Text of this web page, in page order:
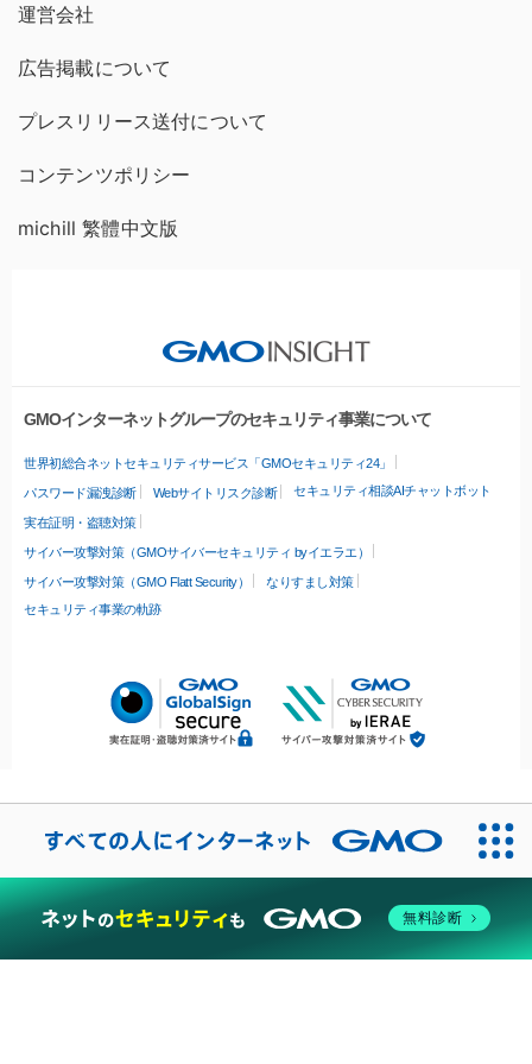
運営会社
広告掲載について
プレスリリース送付について
コンテンツポリシー
michill 繁體中文版
GMOインターネットグループのセキュリティ事業について
世界初総合ネットセキュリティサービス「GMOセキュリティ24」
パスワード漏洩診断 Webサイトリスク診断 セキュリティ相談AIチャットボット
実在証明・盗聴対策
サイバー攻撃対策（GMOサイバーセキュリティ byイエラエ）
サイバー攻撃対策（GMO Flatt Security）
なりすまし対策
セキュリティ事業の軌跡
無料診断